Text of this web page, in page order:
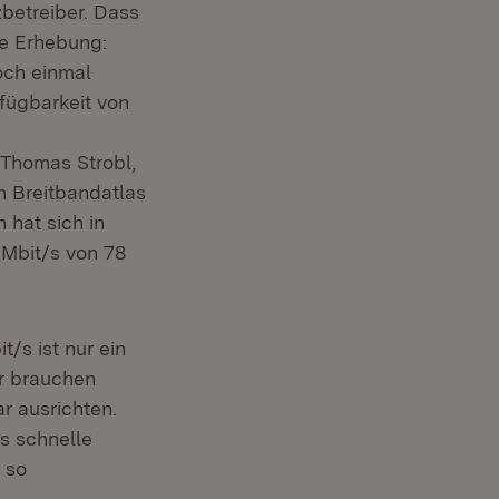
Dass
Erhebung:
einmal
von
Strobl,
Breitbandatlas
hat sich in
s von 78
s ist nur ein
brauchen
ausrichten.
schnelle
so